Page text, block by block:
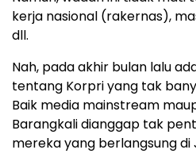
kerja nasional (rakernas),
dll.
Nah, pada akhir bulan lalu
tentang Korpri yang tak
Baik media mainstream
Barangkali dianggap tak
mereka yang berlangsung di